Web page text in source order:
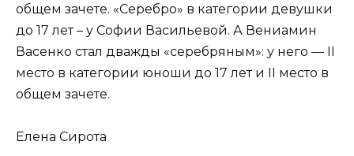
общем зачете. «Серебро» в категории девушки
до 17 лет – у Софии Васильевой. А Вениамин
Васенко стал дважды «серебряным»: у него — II
место в категории юноши до 17 лет и II место в
общем зачете.
Елена Сирота